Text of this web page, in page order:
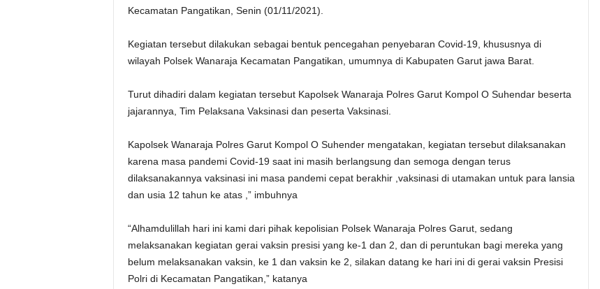
Kecamatan Pangatikan, Senin (01/11/2021).
Kegiatan tersebut dilakukan sebagai bentuk pencegahan penyebaran Covid-19, khususnya di
wilayah Polsek Wanaraja Kecamatan Pangatikan, umumnya di Kabupaten Garut jawa Barat.
Turut dihadiri dalam kegiatan tersebut Kapolsek Wanaraja Polres Garut Kompol O Suhendar beserta
jajarannya, Tim Pelaksana Vaksinasi dan peserta Vaksinasi.
Kapolsek Wanaraja Polres Garut Kompol O Suhender mengatakan, kegiatan tersebut dilaksanakan
karena masa pandemi Covid-19 saat ini masih berlangsung dan semoga dengan terus
dilaksanakannya vaksinasi ini masa pandemi cepat berakhir ,vaksinasi di utamakan untuk para lansia
dan usia 12 tahun ke atas ,” imbuhnya
“Alhamdulillah hari ini kami dari pihak kepolisian Polsek Wanaraja Polres Garut, sedang
melaksanakan kegiatan gerai vaksin presisi yang ke-1 dan 2, dan di peruntukan bagi mereka yang
belum melaksanakan vaksin, ke 1 dan vaksin ke 2, silakan datang ke hari ini di gerai vaksin Presisi
Polri di Kecamatan Pangatikan,” katanya